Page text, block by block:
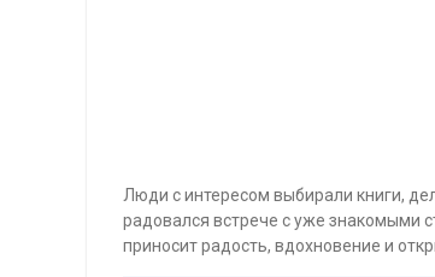
Люди с интересом выбирали книги,
радовался встрече с уже знакомыми
приносит радость, вдохновение и